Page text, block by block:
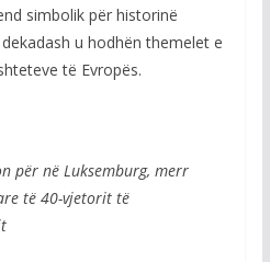
simbolik për historinë
u hodhën themelet e
të Evropës.
për në Luksemburg, merr
të 40-vjetorit të